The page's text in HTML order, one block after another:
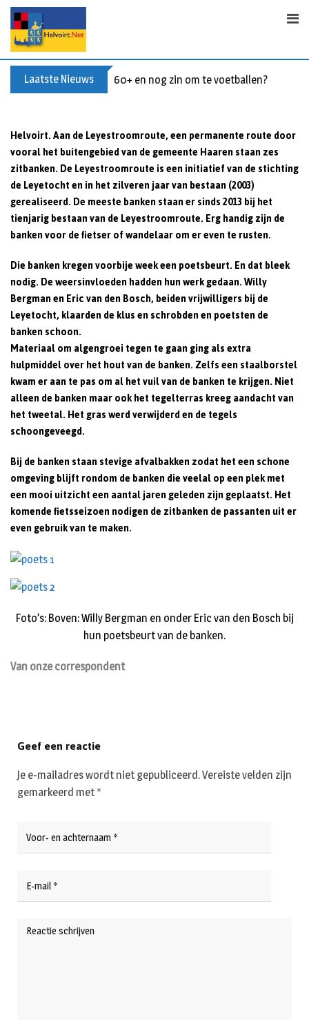
Skip
content
Laatste Nieuws 60+ en nog zin om te voetballen? Kom
Helvoirt. Aan de Leyestroomroute, een permanente route door
vooral het buitengebied van de gemeente Haaren staan zes
zitbanken. De Leyestroomroute is een initiatief van de stichting
de Leyetocht en in het zilveren jaar van bestaan (2003)
gerealiseerd. De meeste banken staan er sinds 2013 bij het
tienjarig bestaan van de Leyestroomroute.Erg handig zijn de
banken voor de fietser of wandelaar om er even te rusten.
Die banken kregen voorbije week een poetsbeurt. En dat bleek
nodig. De weersinvloeden hadden hun werk gedaan. Willy
Bergman en Eric van den Bosch, beiden vrijwilligers bij de
Leyetocht, klaarden de klus en schrobden en poetsten de
banken schoon.
Materiaal om algengroei tegen te gaan ging als extra
hulpmiddel over het hout van de banken. Zelfs een staalborstel
kwam er aan te pas om al het vuil van de banken te krijgen. Niet
alleen de banken maar ook het tegelterras kreeg aandacht van
het tweetal. Het gras werd verwijderd en de tegels
schoongeveegd.
Bij de banken staan stevige afvalbakken zodat het een schone
omgeving blijft rondom de banken die veelal op een plek met
een mooi uitzicht een aantal jaren geleden zijn geplaatst. Het
komende fietsseizoen nodigen de zitbanken de passanten uit er
even gebruik van te maken.
Foto’s: Boven: Willy Bergman en onder Eric van den Bosch bij
hun poetsbeurt van de banken.
Van onze correspondent
Geef een reactie
Je e-mailadres wordt niet gepubliceerd.Vereiste velden zijn
gemarkeerd met *